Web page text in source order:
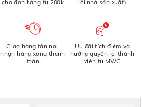
cho đơn hàng từ 200k lỗi nhà sản xuất)
Giao hàng tận nơi,
nhận hàng xong thanh
toán
Ưu đãi tích điểm và
hưởng quyền lợi thành
viên từ MWC